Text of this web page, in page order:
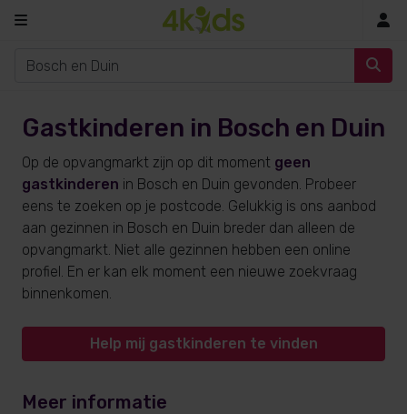
Gastkinderen in Bosch en Duin
Op de opvangmarkt zijn op dit moment geen
gastkinderen in Bosch en Duin gevonden. Probeer
eens te zoeken op je postcode. Gelukkig is ons aanbod
aan gezinnen in Bosch en Duin breder dan alleen de
opvangmarkt. Niet alle gezinnen hebben een online
profiel. En er kan elk moment een nieuwe zoekvraag
binnenkomen.
Help mij gastkinderen te vinden
Meer informatie